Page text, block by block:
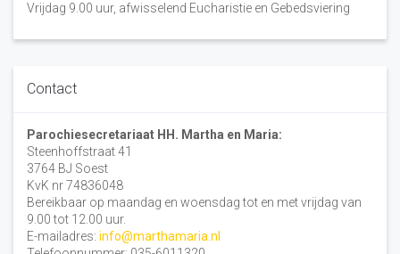
Vrijdag 9.00 uur, afwisselend Eucharistie en Gebedsviering
Contact
Parochiesecretariaat HH. Martha en Maria:
Steenhoffstraat 41
3764 BJ Soest
KvK nr 74836048
Bereikbaar op maandag en woensdag tot en met vrijdag van
9.00 tot 12.00 uur.
E-mailadres: info@marthamaria.nl